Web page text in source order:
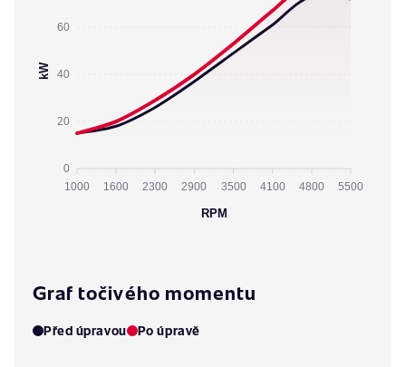
60
40
20
0
kW
1000 1600 2300 2900 3500 4100 4800 5500
RPM
Graf točivého momentu
Před úpravou Po úpravě